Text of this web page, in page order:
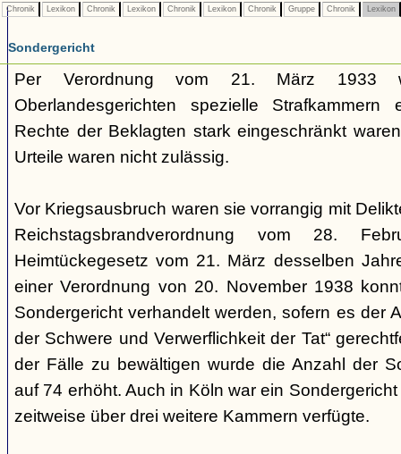
Chronik Lexikon Chronik Lexikon Chronik Lexikon Chronik Gruppe Chronik Lexikon
Sondergericht
Per Verordnung vom 21. März 1933
Oberlandesgerichten spezielle
Rechte der Beklagten stark eingeschränkt
Urteile waren nicht zulässig.
Vor Kriegsausbruch waren sie vorrangig mit
Reichstagsbrandverordnung vom 28.
Heimtückegesetz vom 21. März desselben
einer Verordnung von 20. November 1938
Sondergericht verhandelt werden, sofern es der
der Schwere und Verwerflichkeit der Tat“
der Fälle zu bewältigen wurde die Anzahl der
auf 74 erhöht. Auch in Köln war ein
zeitweise über drei weitere Kammern verfügte.